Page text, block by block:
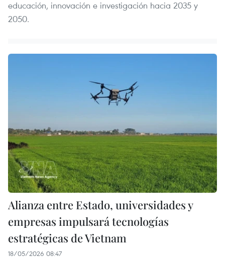
educación, innovación e investigación hacia 2035 y
2050.
Alianza entre Estado, universidades y
empresas impulsará tecnologías
estratégicas de Vietnam
18/05/2026 08:47